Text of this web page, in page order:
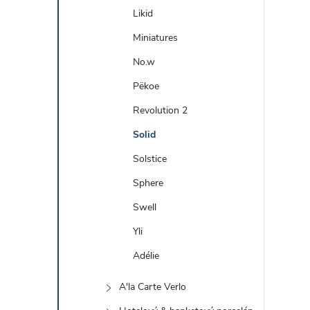
Likid
Miniatures
No.w
Pëkoe
Revolution 2
Solid
Solstice
Sphere
Swell
Yli
Adélie
A'la Carte Verlo